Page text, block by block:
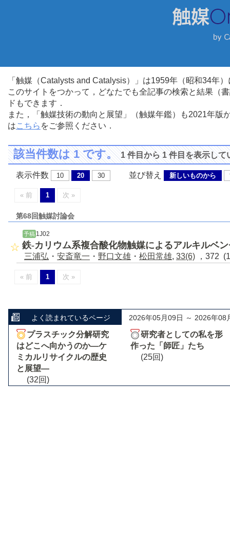
「触媒（Catalysts and Catalysis）」は1959年（昭和34年
このサイトをつかって，どなたでも全記事の検索と結果（
ドもできます．
また，「触媒技術の動向と展望」（触媒年鑑）も2021年
はこちら をご参照ください．
該当件数は 1 です。1 件目から 1 件目を表示して
表示件数 10 20 30 並び替え 新しいものから
« 前 1 次 »
第68回触媒討論会
予稿 1J02
鉄-カリウム系複合酸化物触媒によるアルキルベ
三浦弘 ・ 安斎竜一 ・ 野口文雄 ・ 松田常雄, 33(6) ，372
« 前 1 次 »
よく読まれているページ 2026年05月09日 ～ 2026年08
プラスチック分解研究
はどこへ向かうのか―ケ
ミカルリサイクルの歴史
と展望―
(32回)
研究者としての私を形
作った「師匠」たち
(25回)